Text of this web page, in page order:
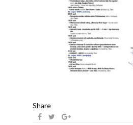
Share